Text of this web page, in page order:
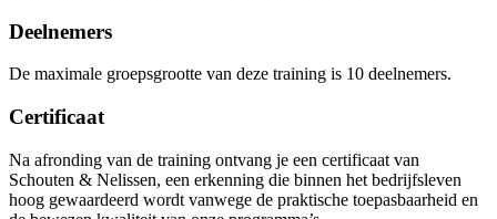
Deelnemers
De maximale groepsgrootte van deze training is 10 deelnemers.
Certificaat
Na afronding van de training ontvang je een certificaat van
Schouten & Nelissen, een erkenning die binnen het bedrijfsleven
hoog gewaardeerd wordt vanwege de praktische toepasbaarheid en